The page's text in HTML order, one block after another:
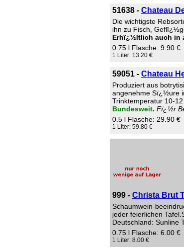
51638 - Chateau
Die wichtigste
ihn zu Fisch,
Erhï¿½ltlich auch in
0.75 l Flasche: 9.90 €
1 Liter: 13.20 €
59051 - Chateau
Produziert aus
angenehme Sï¿½ure
Trinktemperatur 10-
Bundesweit. Fï¿½r
0.5 l Flasche: 29.90 €
1 Liter: 59.80 €
999 - Christa Brut
Schaumwein-
jeder feierlichen
Deutschland: Sunline
0.75 l Flasche: 6.00 €
1 Liter: 8.00 €